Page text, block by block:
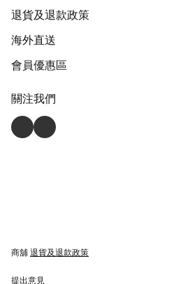
退貨及退款政策
海外直送
會員優惠區
關注我們
商舖 退貨及退款政策
提出意見